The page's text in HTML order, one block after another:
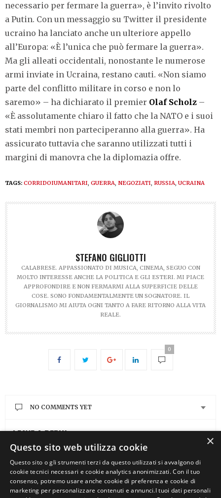
necessario per fermare la guerra», è l’invito rivolto
a Putin. Con un messaggio su Twitter il presidente
ucraino ha lanciato anche un ulteriore appello
all’Europa: «È l’unica che può fermare la guerra».
Ma gli alleati occidentali, nonostante le numerose
armi inviate in Ucraina, restano cauti. «Non siamo
parte del conflitto militare in corso e non lo
saremo» – ha dichiarato il premier Olaf Scholz –
«È assolutamente chiaro il fatto che la NATO e i suoi
stati membri non parteciperanno alla guerra». Ha
assicurato tuttavia che saranno utilizzati tutti i
margini di manovra che la diplomazia offre.
TAGS: CORRIDOIUMANITARI, GUERRA, NEGOZIATI, RUSSIA, UCRAINA
STEFANO GIGLIOTTI
CALABRESE. APPASSIONATO DI MUSICA, CINEMA, SEGUO CON
MOLTO INTERESSE ANCHE LA POLITICA E GLI ESTERI. MI PIACE
APPROFONDIRE E NON FERMARMI ALLA SUPERFICIE DELLE
COSE. SONO FONDAMENTALMENTE UN SOGNATORE. IL
GIORNALISMO MI AIUTA OGNI TANTO A FARE RITORNO ALLA VITA
REALE.
0
NO COMMENTS YET
LEAVE A REPLY
You must be logged into post a comment.
×
Questo sito web utilizza cookie
Questo sito o gli strumenti terzi da questo utilizzati si avvalgono di
cookie tecnici necessari e cookie analytics anonimizzati. Con il tuo
consenso, potremo usare anche cookie di preferenza e cookie di
marketing per personalizzare contenuti e annunci.I tuoi dati personali